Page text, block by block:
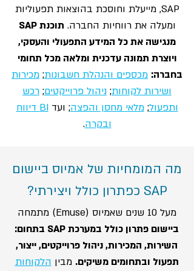
SAP, מייעלת וחוסכת בהוצאות תפעוליות
ומעלה את רווחיות החברה.
תוכנת SAP
מנגישה את כל המידע התפעולי והעסקי,
ויוצרת תמונה עדכנית ומלאה מכל תחומי
בחברה: מכספים והנהלת חשבונות; מכירות
ושירות לקוחות; ניהול פרוייקטים; רכש
ותפעול;מלאי מחסן והפצה; ועד
BI דיווח
ובקרה.
מה המומחיות של אמיוס ביישום
SAP כפתרון כולל ויצירתי?
מעל 10 שנים שאמיוס (Emuse) מתמחה
ביישום פתרון כולל במערכת SAP בתחום:
השירות, המכירות, ניהול פרוייקטים, ייצור,
תפעול ובתחומים משיקים. מבין הלקוחות